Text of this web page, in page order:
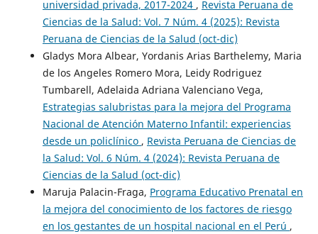
universidad privada, 2017-2024 , Revista Peruana de
Ciencias de la Salud: Vol. 7 Núm. 4 (2025): Revista
Peruana de Ciencias de la Salud (oct-dic)
Gladys Mora Albear, Yordanis Arias Barthelemy, Maria
de los Angeles Romero Mora, Leidy Rodriguez
Tumbarell, Adelaida Adriana Valenciano Vega,
Estrategias salubristas para la mejora del Programa
Nacional de Atención Materno Infantil: experiencias
desde un policlínico , Revista Peruana de Ciencias de
la Salud: Vol. 6 Núm. 4 (2024): Revista Peruana de
Ciencias de la Salud (oct-dic)
Maruja Palacin-Fraga, Programa Educativo Prenatal en
la mejora del conocimiento de los factores de riesgo
en los gestantes de un hospital nacional en el Perú ,